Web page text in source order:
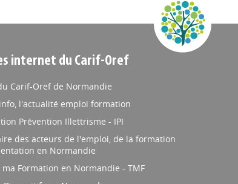
des acteurs de l'emploi, de la formation